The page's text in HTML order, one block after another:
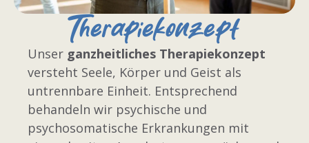
Therapiekonzept
Unser ganzheitliches Therapiekonzept
versteht Seele, Körper und Geist als
untrennbare Einheit. Entsprechend
behandeln wir psychische und
psychosomatische Erkrankungen mit